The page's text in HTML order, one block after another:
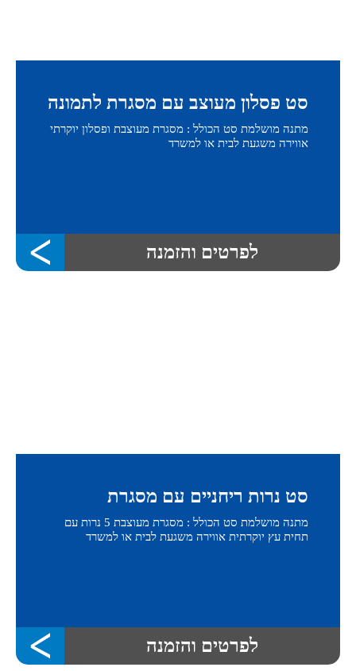
סט פסלון מעוצב עם מסגרת לתמונה
מתנה מושלמת סט הכולל : מסגרת מעוצבת ופסלון יוקרתי
אווירה משגעת לבית או למשרד
לפרטים והזמנה
סט נרות ריחניים עם מסגרת
מתנה מושלמת סט הכולל : מסגרת מעוצבת 5 נרות עם
תחית עץ יוקרתית אווירה משגעת לבית או למשרד
לפרטים והזמנה